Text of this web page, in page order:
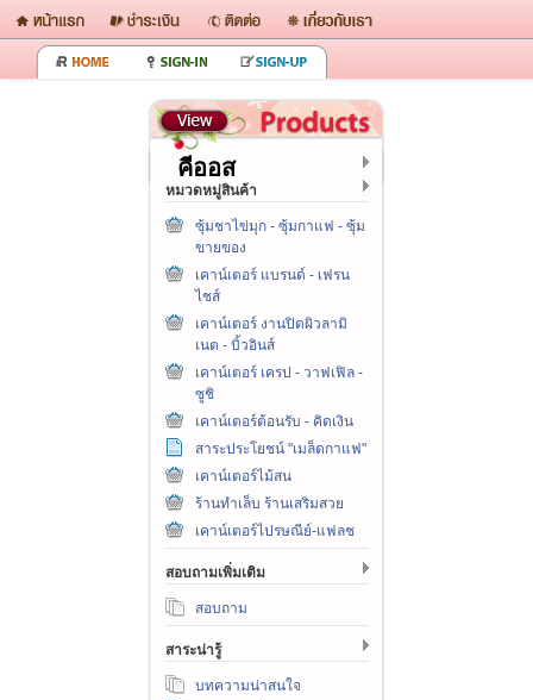
คีออส
หมวดหมู่สินค้า
ซุ้มชาไข่มุก - ซุ้มกาแฟ - ซุ้ม
ขายของ
เคาน์เตอร์ แบรนด์ - เฟรน
ไชส์
เคาน์เตอร์ งานปิดผิวลามิ
เนต - บิ้วอินส์
เคาน์เตอร์ เครป - วาฟเฟิล -
ซูชิ
เคาน์เตอร์ต้อนรับ - คิดเงิน
สาระประโยชน์ "เมล็ดกาแฟ"
เคาน์เตอร์ไม้สน
ร้านทำเล็บ ร้านเสริมสวย
เคาน์เตอร์ไปรษณีย์-แฟลช
สอบถามเพิ่มเติม
สอบถาม
สาระน่ารู้
บทความน่าสนใจ